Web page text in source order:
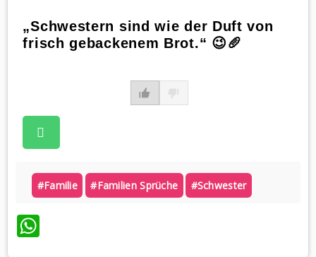
„Schwestern sind wie der Duft von
frisch gebackenem Brot.“ 😉🥖
#familie #familien Sprüche #schwester
WhatsApp